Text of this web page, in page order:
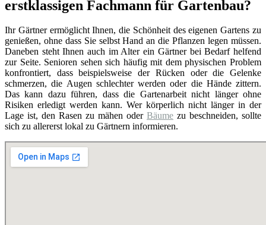
erstklassigen Fachmann für Gartenbau?
Ihr Gärtner ermöglicht Ihnen, die Schönheit des eigenen Gartens zu
genießen, ohne dass Sie selbst Hand an die Pflanzen legen müssen.
Daneben steht Ihnen auch im Alter ein Gärtner bei Bedarf helfend
zur Seite. Senioren sehen sich häufig mit dem physischen Problem
konfrontiert, dass beispielsweise der Rücken oder die Gelenke
schmerzen, die Augen schlechter werden oder die Hände zittern.
Das kann dazu führen, dass die Gartenarbeit nicht länger ohne
Risiken erledigt werden kann. Wer körperlich nicht länger in der
Lage ist, den Rasen zu mähen oder Bäume zu beschneiden, sollte
sich zu allererst lokal zu Gärtnern informieren.